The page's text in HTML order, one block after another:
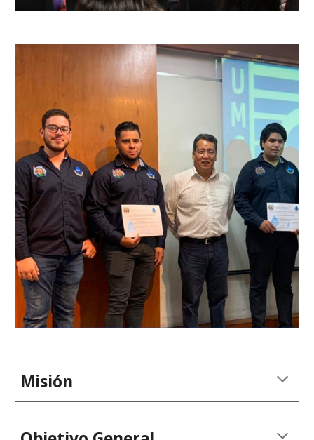
Misión